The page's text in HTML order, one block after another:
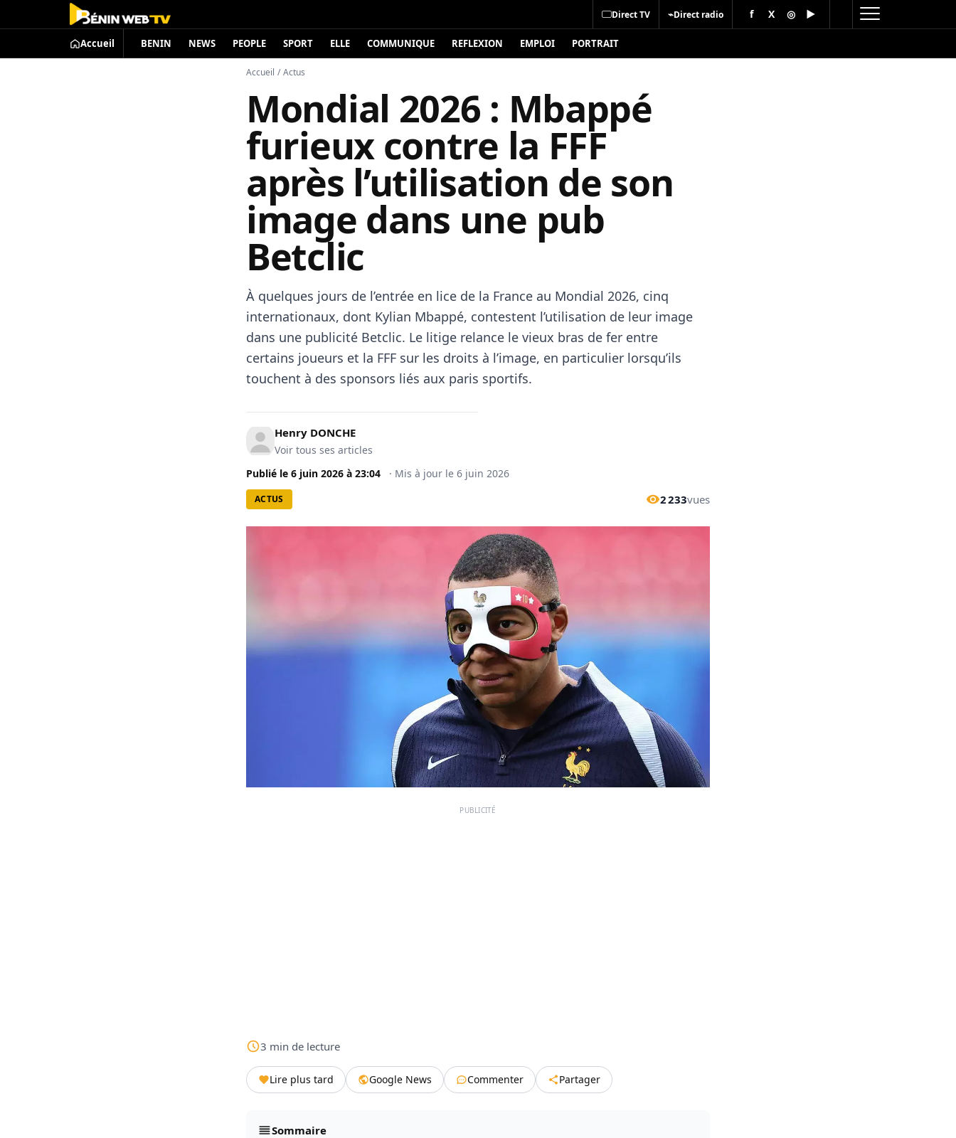
Direct TV ⌁Direct radio f X ◎ ▶
Accueil BENIN NEWS PEOPLE SPORT ELLE COMMUNIQUE REFLEXION EMPLOI PORTRAIT
Accueil / Actus
Mondial 2026 : Mbappé
furieux contre la FFF
après l’utilisation de son
image dans une pub
Betclic
À quelques jours de l’entrée en lice de la France au Mondial 2026, cinq
internationaux, dont Kylian Mbappé, contestent l’utilisation de leur image
dans une publicité Betclic. Le litige relance le vieux bras de fer entre
certains joueurs et la FFF sur les droits à l’image, en particulier lorsqu’ils
touchent à des sponsors liés aux paris sportifs.
Henry DONCHE
Voir tous ses articles
Publié le 6 juin 2026 à 23:04 · Mis à jour le 6 juin 2026
ACTUS 2 233vues
PUBLICITÉ
3 min de lecture
Lire plus tard Google News Commenter Partager
Sommaire